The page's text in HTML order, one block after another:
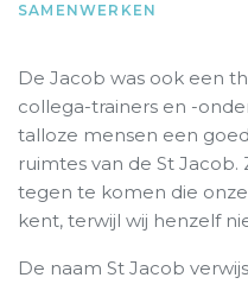
SAMENWERKEN
De Jacob was ook een
collega-trainers en -
talloze mensen een
ruimtes van de St
tegen te komen die
kent, terwijl wij henzelf
De naam St Jacob